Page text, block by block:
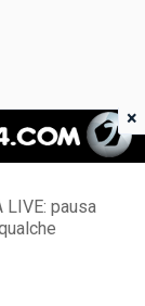
pausa
×